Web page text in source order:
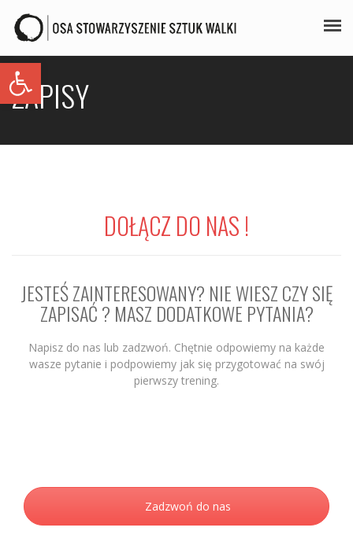
Open toolbar
GALERIA
ZAPISY
ZAPISY
DOŁĄCZ DO NAS !
JESTEŚ ZAINTERESOWANY? NIE WIESZ CZY SIĘ
ZAPISAĆ ? MASZ DODATKOWE PYTANIA?
Napisz do nas lub zadzwoń. Chętnie odpowiemy na każde
wasze pytanie i podpowiemy jak się przygotować na swój
pierwszy trening.
Zadzwoń do nas